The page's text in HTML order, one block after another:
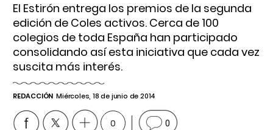
El Estirón entrega los premios de la segunda
edición de Coles activos. Cerca de 100
colegios de toda España han participado
consolidando así esta iniciativa que cada vez
suscita más interés.
REDACCIÓN Miércoles, 18 de junio de 2014
0 0